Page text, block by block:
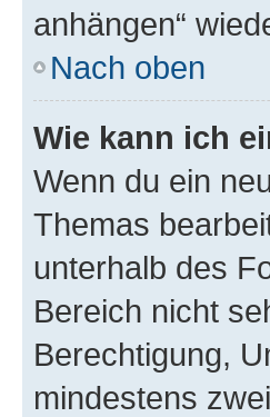
anhängen“
Nach oben
Wie kann ich
Wenn du ein
Themas
unterhalb des
Bereich nicht
Berechtigung,
mindestens